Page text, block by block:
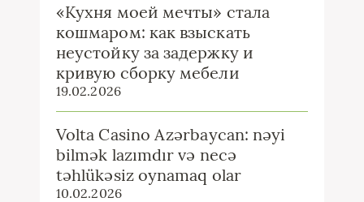
«Кухня моей мечты» стала
кошмаром: как взыскать
неустойку за задержку и
кривую сборку мебели
19.02.2026
Volta Casino Azərbaycan: nəyi
bilmək lazımdır və necə
təhlükəsiz oynamaq olar
10.02.2026